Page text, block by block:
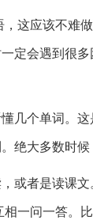
这应该不难
定会遇到很
几个单词。
绝大多数时候
或者是读课
一问一答。